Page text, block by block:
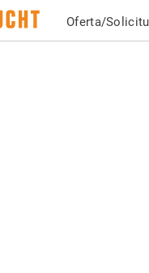
Oferta/